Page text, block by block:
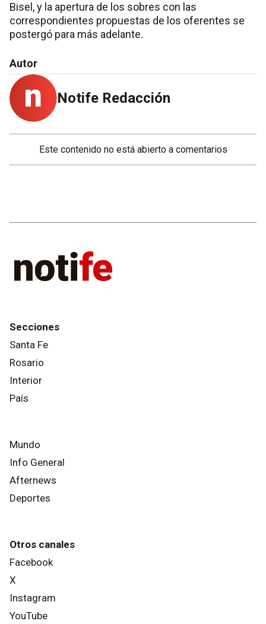
Bisel, y la apertura de los sobres con las
correspondientes propuestas de los oferentes se
postergó para más adelante.
Autor
Notife Redacción
Este contenido no está abierto a comentarios
Secciones
Santa Fe
Rosario
Interior
País
Mundo
Info General
Afternews
Deportes
Otros canales
Facebook
X
Instagram
YouTube